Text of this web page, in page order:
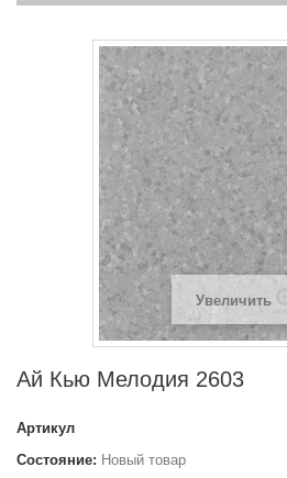
Увеличить
Ай Кью Мелодия 2603
Артикул
Состояние: Новый товар